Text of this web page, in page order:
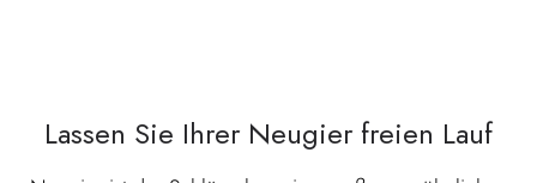
Lassen Sie Ihrer Neugier freien Lauf